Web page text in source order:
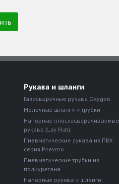
Рукава и шланги
Газосварочные рукава Oxygen
Молочные шланги и трубки
Напорные плоскосворачиваемые
рукава (Lay Flat)
Пневматические рукава из ПВХ
серия Pnevmo
Пневматические трубки из
полиуретана
Напорные рукава и шланги